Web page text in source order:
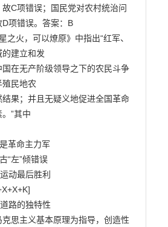
C项错误；国民党对农村统治问
项错误。答案：B
之火，可以燎原》中指出“红军、
建立和发
在无产阶级领导之下的农民斗争
殖民地农
结果；并且无疑义地促进全国革命
”其中
革命主力军
“左”倾错误
动最后胜利
路的独特性
思主义基本原理为指导，创造性